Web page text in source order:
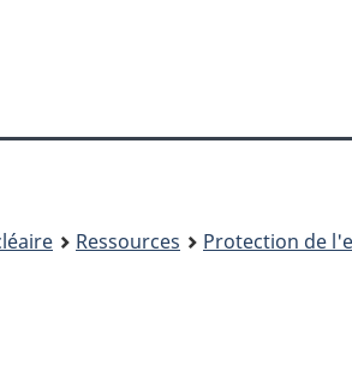
de
Ressources
Protection de